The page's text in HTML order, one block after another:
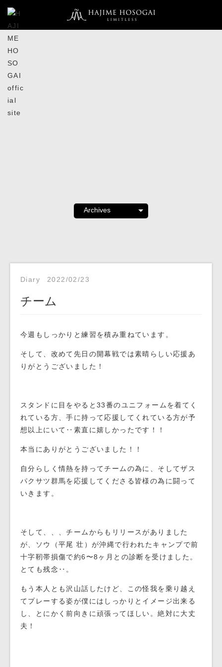
Diary 2022/02/23
チーム
今週もしっかりと練習を積み重ねています。
そして、改めて先日の開幕戦では素晴らしい応援あ
りがとうございました！
スタンドに目をやると33番のユニフォームを着てく
れている方、手に持って応援してくれている方が予
想以上にいて‥素直に嬉しかったです！！
本当にありがとうございました！！
自分らしく情熱を持ってチームの為に、そしてザス
パクサツ群馬を応援してくださる皆様の為に闘って
いきます。
そして、、、チームからもリリースがありました
が、ソウ（平尾 壮）が沖縄で行われたキャンプで前
十字靭帯損傷で約6〜8ヶ月との診断を受けました。
とても残念‥。
もう本人とも沢山話したけど、この怪我を乗り越え
てプレーする姿が僕にはしっかりとイメージ出来る
し、とにかく前向きに頑張ってほしい。絶対に大丈
夫！